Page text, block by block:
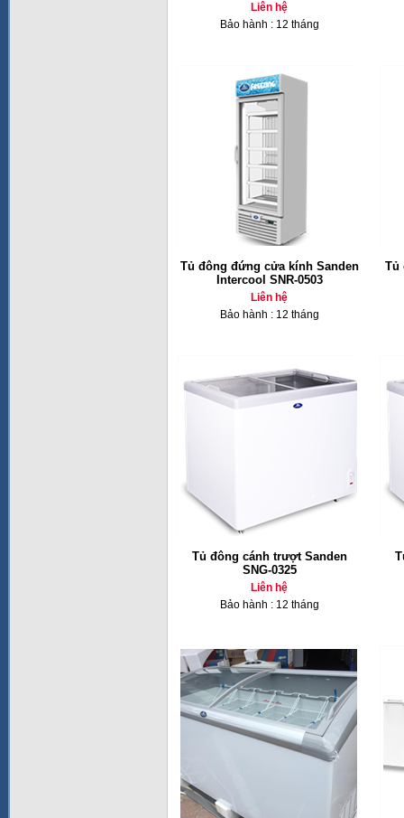
Liên hệ
Bảo hành : 12 tháng
Tủ đông đứng cửa kính Sanden
Intercool SNR-0503
Liên hệ
Bảo hành : 12 tháng
Tủ
Tủ đông cánh trượt Sanden
SNG-0325
Liên hệ
Bảo hành : 12 tháng